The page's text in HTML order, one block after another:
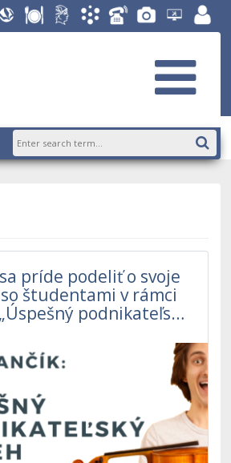
DiningStudentAcademic
PhoneGalleryHelpdesk
EUBAportal
príde podeliť o svoje
študentami v rámci
podnikateľský